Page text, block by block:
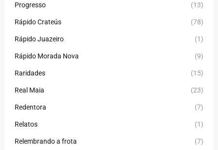
Progresso (13)
Rápido Crateús (78)
Rápido Juazeiro (1)
Rápido Morada Nova (9)
Raridades (15)
Real Maia (23)
Redentora (7)
Relatos (1)
Relembrando a frota (7)